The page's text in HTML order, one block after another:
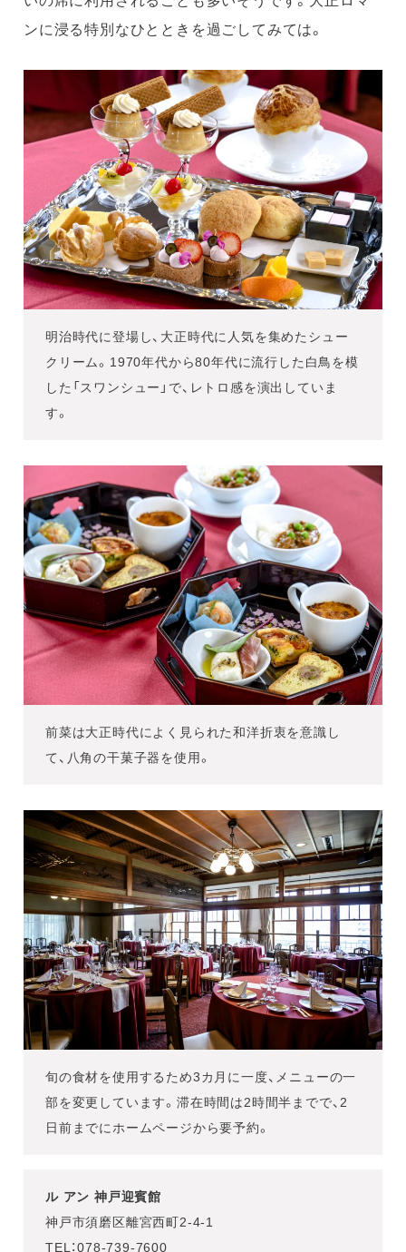
ンに浸る特別なひとときを過ごしてみては。
明治時代に登場し、大正時代に人気を集めたシュー
クリーム。1970年代から80年代に流行した白鳥を模
した「スワンシュー」で、レトロ感を演出していま
す。
前菜は大正時代によく見られた和洋折衷を意識し
て、八角の干菓子器を使用。
旬の食材を使用するため3カ月に一度、メニューの一
部を変更しています。滞在時間は2時間半までで、2
日前までにホームページから要予約。
ル アン 神戸迎賓館
神戸市須磨区離宮西町2-4-1
TEL：078-739-7600